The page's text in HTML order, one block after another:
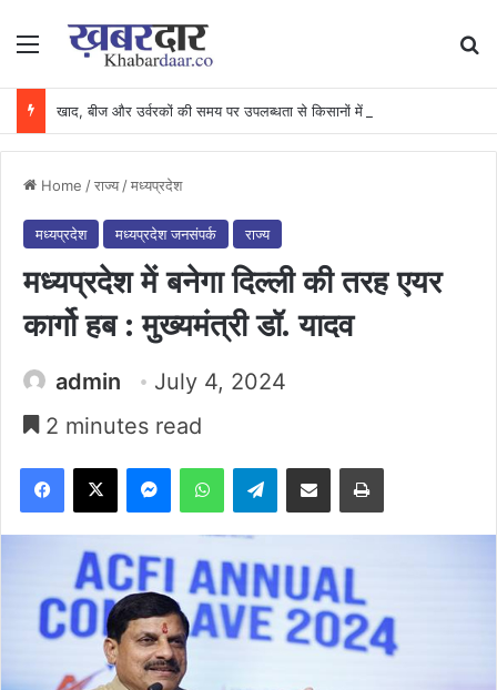
Menu
Home /राज्य /मध्यप्रदेश
मध्यप्रदेश मध्यप्रदेश जनसंपर्क राज्य
मध्यप्रदेश में बनेगा दिल्ली की तरह एयर
कार्गो हब : मुख्यमंत्री डॉ. यादव
admin
July 4, 2024
2 minutes read
Facebook
X MessengerWhatsAppTelegramShare via Email Print